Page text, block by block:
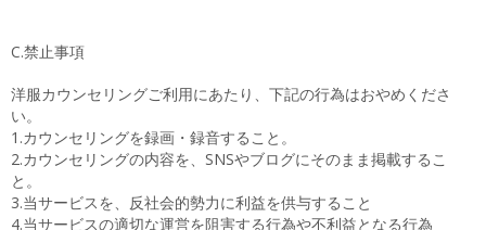
C.禁止事項
洋服カウンセリングご利用にあたり、下記の行為はおやめくださ
い。
1.カウンセリングを録画・録音すること。
2.カウンセリングの内容を、SNSやブログにそのまま掲載するこ
と。
3.当サービスを、反社会的勢力に利益を供与すること
4.当サービスの適切な運営を阻害する行為や不利益となる行為